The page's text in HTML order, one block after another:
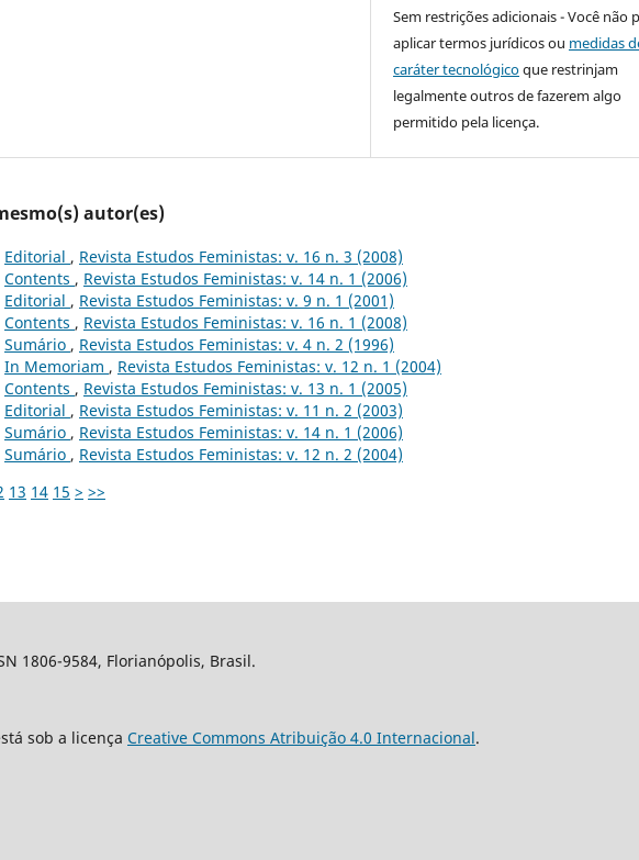
Sem restrições adicionais - Você não
aplicar termos jurídicos ou medidas
caráter tecnológicoque restrinjam
legalmente outros de fazerem algo
permitido pela licença.
autor(es)
Editorial , Revista Estudos Feministas: v. 16 n. 3 (2008)
Contents , Revista Estudos Feministas: v. 14 n. 1 (2006)
Editorial , Revista Estudos Feministas: v. 9 n. 1 (2001)
Contents , Revista Estudos Feministas: v. 16 n. 1 (2008)
Sumário , Revista Estudos Feministas: v. 4 n. 2 (1996)
In Memoriam , Revista Estudos Feministas: v. 12 n. 1 (2004)
Contents , Revista Estudos Feministas: v. 13 n. 1 (2005)
Editorial , Revista Estudos Feministas: v. 11 n. 2 (2003)
Sumário , Revista Estudos Feministas: v. 14 n. 1 (2006)
Sumário , Revista Estudos Feministas: v. 12 n. 2 (2004)
13 14 15 > >>
1806-9584, Florianópolis, Brasil.
sob a licença Creative Commons Atribuição 4.0 Internacional.